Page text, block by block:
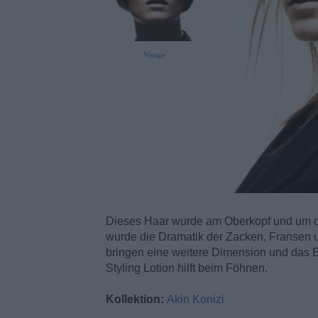
Vorige
Dieses Haar wurde am Oberkopf und um
wurde die Dramatik der Zacken,
bringen eine weitere Dimension und das
Styling Lotion hilft beim Föhnen.
Kollektion: Akin Konizi